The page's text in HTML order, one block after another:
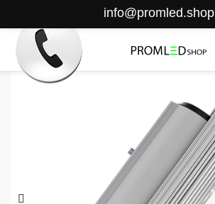
info@promled.shop